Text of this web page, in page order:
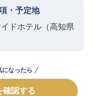
・予定地
ドホテル（高知県
になったら
確認する